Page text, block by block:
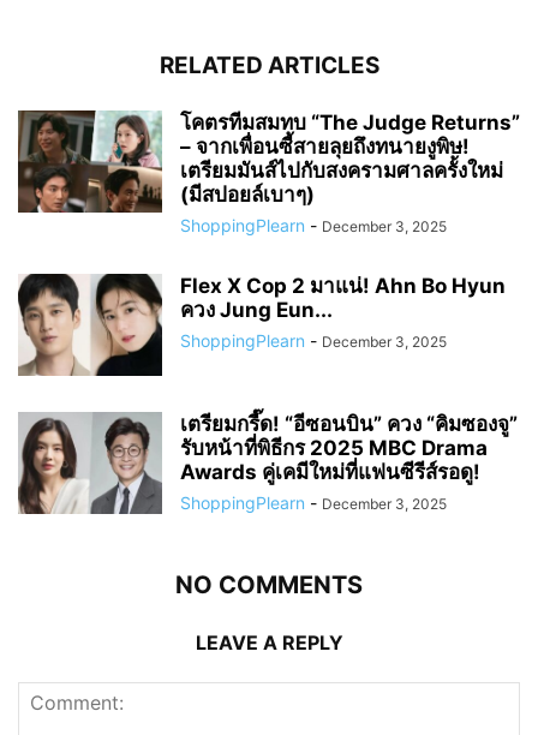
RELATED ARTICLES
โคตรทีมสมทบ “The Judge Returns”
– จากเพื่อนซี้สายลุยถึงทนายงูพิษ!
เตรียมมันส์ไปกับสงครามศาลครั้งใหม่
(มีสปอยล์เบาๆ)
ShoppingPlearn - December 3, 2025
Flex X Cop 2 มาแน่! Ahn Bo Hyun
ควง Jung Eun...
ShoppingPlearn - December 3, 2025
เตรียมกรี๊ด! “อีซอนบิน” ควง “คิมซองจู”
รับหน้าที่พิธีกร 2025 MBC Drama
Awards คู่เคมีใหม่ที่แฟนซีรีส์รอดู!
ShoppingPlearn - December 3, 2025
NO COMMENTS
LEAVE A REPLY